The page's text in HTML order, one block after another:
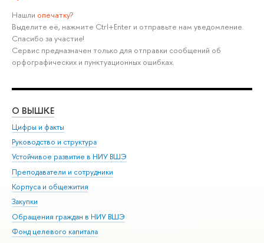
Нашли опечатку?
Выделите её, нажмите Ctrl+Enter и отправьте нам уведомление.
Спасибо за участие!
Сервис предназначен только для отправки сообщений об
орфографических и пунктуационных ошибках.
О ВЫШКЕ
Цифры и факты
Руководство и структура
Устойчивое развитие в НИУ ВШЭ
Преподаватели и сотрудники
Корпуса и общежития
Закупки
Обращения граждан в НИУ ВШЭ
Фонд целевого капитала